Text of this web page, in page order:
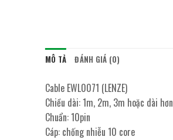
MÔ TẢ ĐÁNH GIÁ (0)
Cable EWL0071 (LENZE)
Chiều dài: 1m, 2m, 3m hoặc dài hơn
Chuẩn: 10pin
Cáp: chống nhiễu 10 core